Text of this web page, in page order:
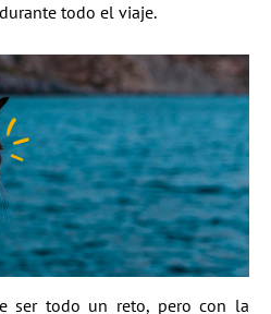
todo el viaje.
ser todo un reto, pero con la